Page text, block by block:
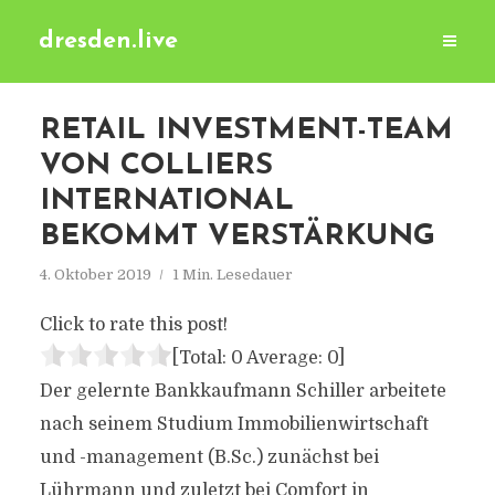
dresden.live
RETAIL INVESTMENT-TEAM
VON COLLIERS
INTERNATIONAL
BEKOMMT VERSTÄRKUNG
4. Oktober 2019 1 Min. Lesedauer
Click to rate this post!
[Total: 0 Average: 0]
Der gelernte Bankkaufmann Schiller arbeitete
nach seinem Studium Immobilienwirtschaft
und -management (B.Sc.) zunächst bei
Lührmann und zuletzt bei Comfort in